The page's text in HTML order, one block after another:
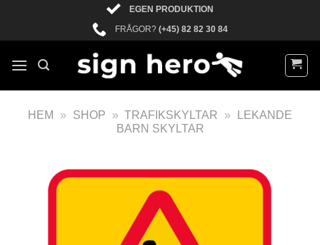
EGEN PRODUKTION
FRÅGOR? (+45) 82 82 30 84
HEM » SHOP » TRAFIKSKYLTAR »
LEKANDE
BARN SKYLTAR